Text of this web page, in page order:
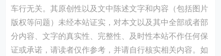
车行无关。其原创性以及文中陈述文字和内容（包括图片
版权等问题）未经本站证实，对本文以及其中全部或者部
分内容、文字的真实性、完整性、及时性本站不作任何保
证或承诺，请读者仅作参考，并请自行核实相关内容。如